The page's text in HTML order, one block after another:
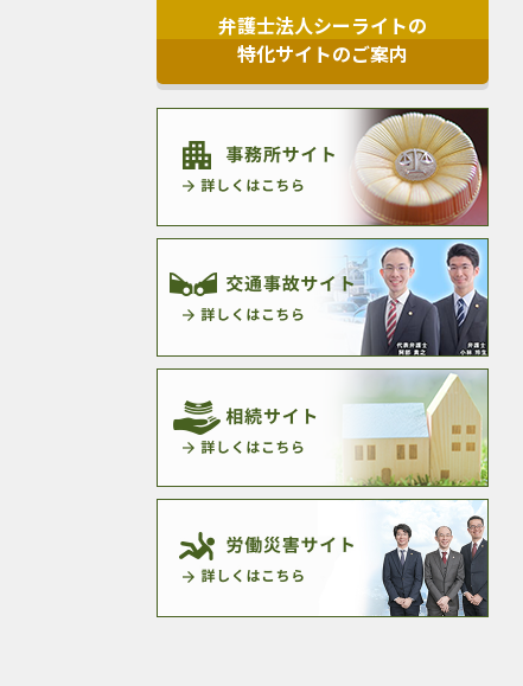
弁護士法人シーライトの
特化サイトのご案内